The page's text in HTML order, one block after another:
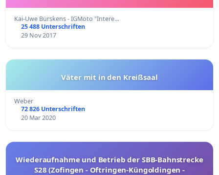
Kai-Uwe Bürskens - IGMoto "Intere…
25 488 Unterschriften
29 Nov 2017
Väter mit in den Kreißsaal
Weber
72 826 Unterschriften
20 Mar 2020
Wiederaufnahme und Betrieb der SBB-Bahnstrecke
S28 (Zofingen - Oftringen-Küngoldingen -